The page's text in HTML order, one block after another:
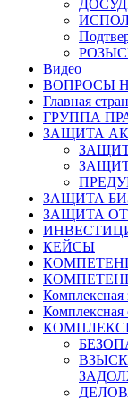
Видео
ВОПРОСЫ
Главная
ГРУППА
ЗАЩИТА
ЗАЩИТА
ЗАЩИТА
КЕЙСЫ
Комплексная
Комплексная